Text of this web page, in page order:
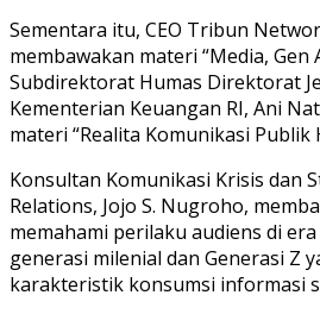
Sementara itu, CEO Tribun
membawakan materi “Media, Gen
Subdirektorat Humas Direktorat
Kementerian Keuangan RI, Ani
materi “Realita Komunikasi Publik
Konsultan Komunikasi Krisis dan
Relations, Jojo S. Nugroho,
memahami perilaku audiens di
generasi milenial dan Generasi Z
karakteristik konsumsi informasi